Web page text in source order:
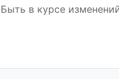
Быть в курсе